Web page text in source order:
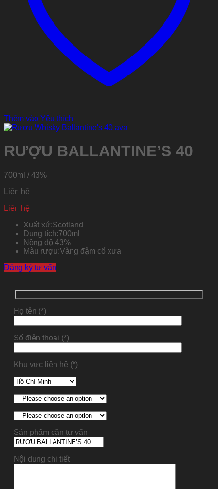
Thêm vào Yêu thích
RƯỢU BALLANTINE’S 40
700ml / 43%
Liên hệ
Liên hệ
Xuất xứ:Scotland
Dung tích:700ml
Nồng độ:43%
Màu rượu:Vàng đậm cổ xưa
Đăng ký tư vấn
Họ tên (*)
Số điện thoại (*)
Khu vực liên hệ (*)
Sản phẩm cần tư vấn
Nội dung chi tiết